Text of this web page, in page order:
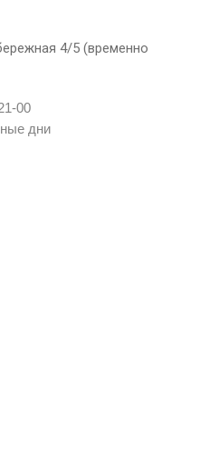
00
дни
4/5 (временно